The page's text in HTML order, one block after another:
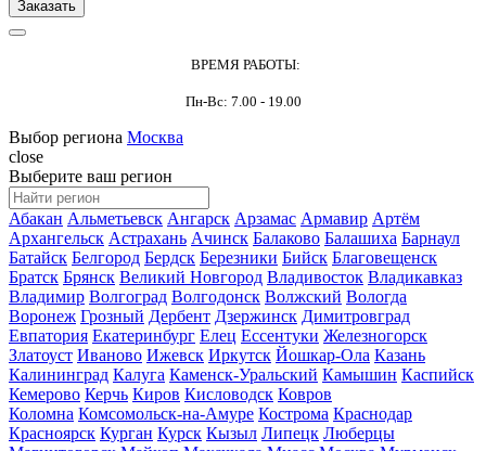
ВРЕМЯ РАБОТЫ:
Пн-Вс: 7.00 - 19.00
Выбор региона Москва
close
Выберите ваш регион
Абакан Альметьевск Ангарск Арзамас Армавир Артём
Архангельск Астрахань Ачинск Балаково Балашиха Барнаул
Батайск Белгород Бердск Березники Бийск Благовещенск
Братск Брянск Великий Новгород Владивосток Владикавказ
Владимир Волгоград Волгодонск Волжский Вологда
Воронеж Грозный Дербент Дзержинск Димитровград
Евпатория Екатеринбург Елец Ессентуки Железногорск
Златоуст Иваново Ижевск Иркутск Йошкар-Ола Казань
Калининград Калуга Каменск-Уральский Камышин Каспийск
Кемерово Керчь Киров Кисловодск Ковров
Коломна Комсомольск-на-Амуре Кострома Краснодар
Красноярск Курган Курск Кызыл Липецк Люберцы